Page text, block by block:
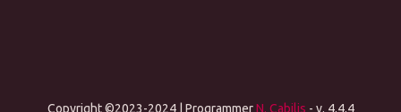
Copyright ©2023-2024 | ProgrammerN. Cabilis - v. 4.4.4